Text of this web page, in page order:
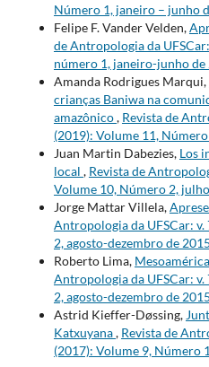
Número 1, janeiro – junho
Felipe F. Vander Velden,
de Antropologia da
número 1, janeiro-junho de
Amanda Rodrigues Marqui,
crianças Baniwa na
amazônico, Revista de
(2019): Volume 11,
Juan Martin Dabezies, Los
local , Revista de
Volume 10, Número 2,
Jorge Mattar Villela,
Antropologia da UFSCar:
2, agosto-dezembro de 2015
Roberto Lima,
Antropologia da UFSCar:
2, agosto-dezembro de 2015
Astrid Kieffer-Døssing,
Katxuyana, Revista de
(2017): Volume 9, Número